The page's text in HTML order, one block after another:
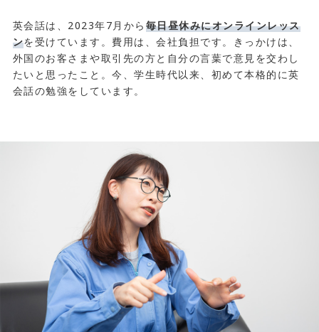
英会話は、2023年7月から 毎日昼休みにオンラインレッス
ンを受けています。費用は、会社負担です。きっかけは、
外国のお客さまや取引先の方と自分の言葉で意見を交わし
たいと思ったこと。今、学生時代以来、初めて本格的に英
会話の勉強をしています。